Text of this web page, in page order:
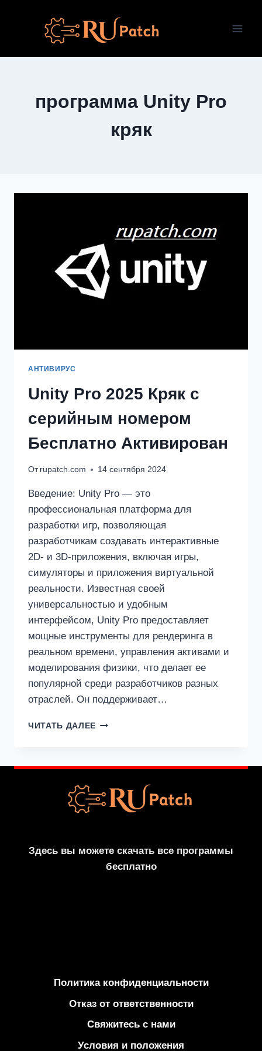
содержимому
программа Unity Pro
кряк
АНТИВИРУС
Unity Pro 2025 Кряк с
серийным номером
Бесплатно Активирован
От rupatch.com 14 сентября 2024
Введение: Unity Pro — это
профессиональная платформа для
разработки игр, позволяющая
разработчикам создавать интерактивные
2D- и 3D-приложения, включая игры,
симуляторы и приложения виртуальной
реальности. Известная своей
универсальностью и удобным
интерфейсом, Unity Pro предоставляет
мощные инструменты для рендеринга в
реальном времени, управления активами и
моделирования физики, что делает ее
популярной среди разработчиков разных
отраслей. Он поддерживает…
ЧИТАТЬ ДАЛЕЕ UNITY
СЕРИЙНЫМ
НОМЕРОМ
БЕСПЛАТНО
Здесь вы можете скачать все программы
бесплатно
Политика конфиденциальности
Отказ от ответственности
Свяжитесь с нами
Условия и положения